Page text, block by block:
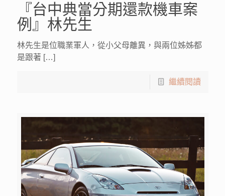
『台中典當分期還款機車案
例』林先生
林先生是位職業軍人，從小父母離異，與兩位姊姊都
是跟著 […]
繼續閱讀